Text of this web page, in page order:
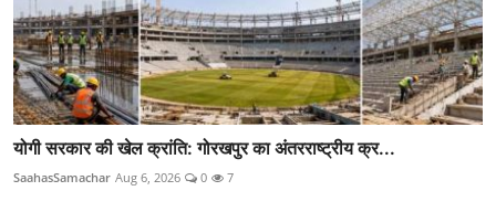
योगी सरकार की खेल क्रांति: गोरखपुर का अंतरराष्ट्रीय क्र...
SaahasSamachar Aug 6, 2026 0 7